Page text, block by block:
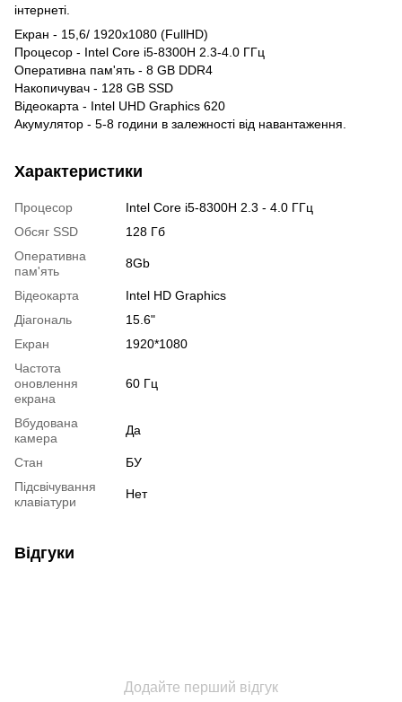
інтернеті.
Екран - 15,6/ 1920x1080 (FullHD)
Процесор - Intel Core i5-8300H 2.3-4.0 ГГц
Оперативна пам'ять - 8 GB DDR4
Накопичувач - 128 GB SSD
Відеокарта - Intel UHD Graphics 620
Акумулятор - 5-8 години в залежності від навантаження.
Характеристики
Процесор
Intel Core i5-8300H 2.3 - 4.0 ГГц
Обсяг SSD
128 Гб
Оперативна
пам'ять
8Gb
Відеокарта
Intel HD Graphics
Діагональ
15.6"
Екран
1920*1080
Частота
оновлення
екрана
60 Гц
Вбудована
камера
Да
Стан
БУ
Підсвічування
клавіатури
Нет
Відгуки
Додайте перший відгук